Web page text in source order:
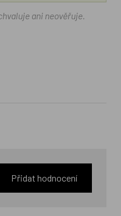
ani neověřuje.
Přidat hodnocení